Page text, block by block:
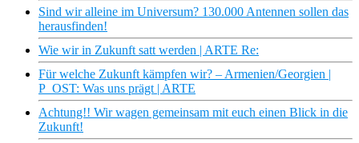
Sind wir alleine im Universum? 130.000 Antennen sollen das
herausfinden!
Wie wir in Zukunft satt werden | ARTE Re:
Für welche Zukunft kämpfen wir? – Armenien/Georgien |
P_OST: Was uns prägt | ARTE
Achtung!! Wir wagen gemeinsam mit euch einen Blick in die
Zukunft!